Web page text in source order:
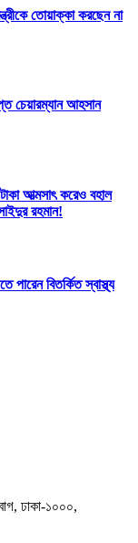
তোয়াক্কা করছেন না
চেয়ারম্যান আহসান
আত্মসাৎ করেও বহাল
রহমান!
পারেন বিতর্কিত স্বাস্থ্য
ঢাকা-১০০০,